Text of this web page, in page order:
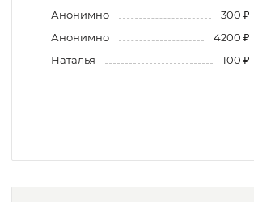
Анонимно
300 ₽
Анонимно
4200 ₽
Наталья
100 ₽